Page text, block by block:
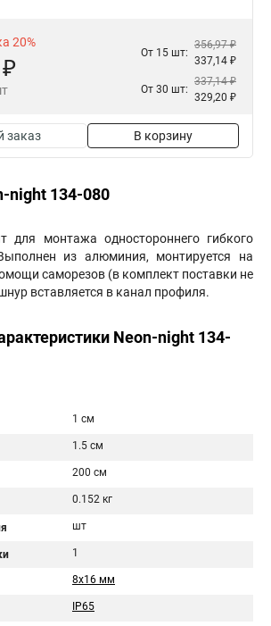
20%
От 15 шт:
356,97 ₽
337,14 ₽
От 30 шт:
337,14 ₽
329,20 ₽
заказ В корзину
night 134-080
для монтажа одностороннего гибкого
из алюминия, монтируется на
саморезов (в комплект поставки не
вставляется в канал профиля.
Neon-night 134-
1 см
1.5 см
200 см
0.152 кг
шт
1
8х16 мм
IP65